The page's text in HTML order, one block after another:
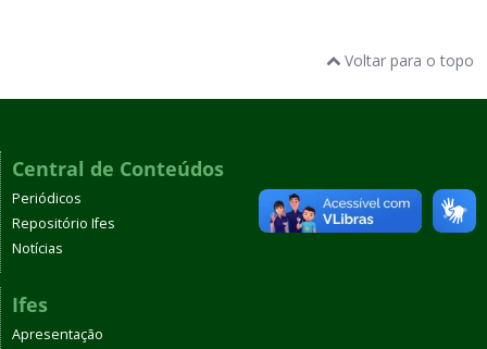
Voltar para o topo
Central de Conteúdos
Periódicos
Repositório Ifes
Notícias
Ifes
Apresentação